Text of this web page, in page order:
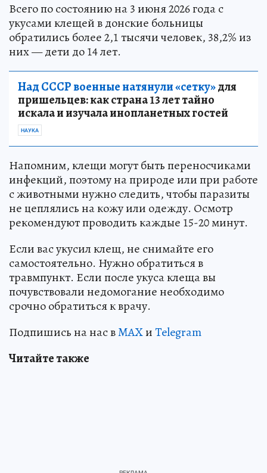
Всего по состоянию на 3 июня 2026 года с
укусами клещей в донские больницы
обратились более 2,1 тысячи человек, 38,2% из
них — дети до 14 лет.
Над СССР военные натянули «сетку»для
пришельцев: как страна 13 лет тайно
искала и изучала инопланетных гостей
НАУКА
Напомним, клещи могут быть переносчиками
инфекций, поэтому на природе или при работе
с животными нужно следить, чтобы паразиты
не цеплялись на кожу или одежду. Осмотр
рекомендуют проводить каждые 15-20 минут.
Если вас укусил клещ, не снимайте его
самостоятельно. Нужно обратиться в
травмпункт. Если после укуса клеща вы
почувствовали недомогание необходимо
срочно обратиться к врачу.
Подпишись на нас вMAXиTelegram
Читайте также